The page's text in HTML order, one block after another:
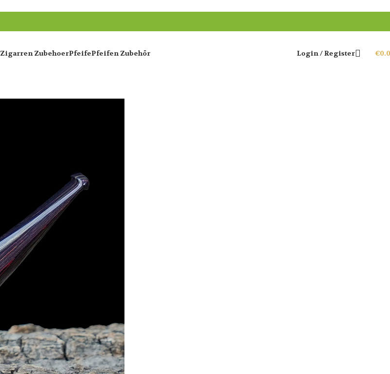
Zigarren ZubehoerPfeifePfeifen Zubehör Login / Register €